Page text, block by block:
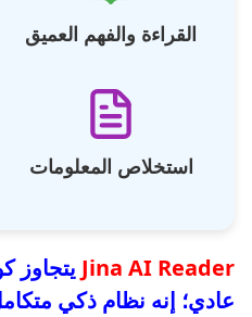
القراءة والفهم العميق
استخلاص المعلومات
Jina AI Reader يتجاوز
عادي؛ إنه نظام ذكي